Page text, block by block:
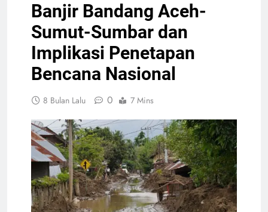
Banjir Bandang Aceh-
Sumut-Sumbar dan
Implikasi Penetapan
Bencana Nasional
8 Bulan Lalu 0 7 Mins